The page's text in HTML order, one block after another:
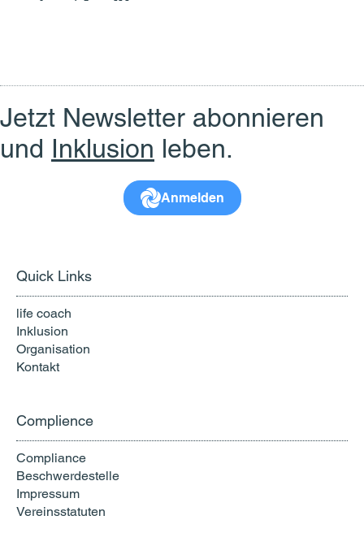
Jetzt Newsletter abonnieren
und Inklusion leben.
Anmelden
Quick Links
life coach
Inklusion
Organisation
Kontakt
Complience
Compliance
Beschwerdestelle
Impressum
Vereinsstatuten